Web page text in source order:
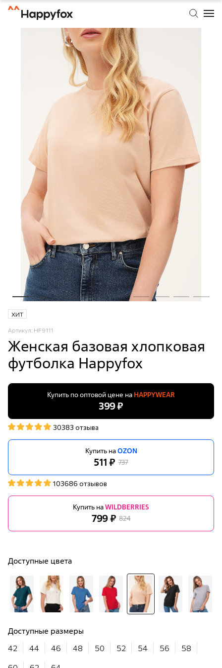
ХИТ
Артикул: HF9111
Женская базовая хлопковая
футболка Happyfox
Купить по оптовой цене на HAPPYWEAR
399 ₽
30383 отзыва
Купить наOZON
511 ₽ 737
103686 отзывов
Купить наWILDBERRIES
799 ₽ 824
Доступные цвета
Доступные размеры
42 44 46 48 50 52 54 56 58